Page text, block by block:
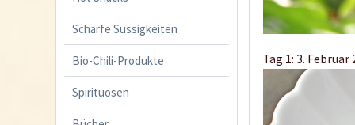
Scharfe Süssigkeiten
Bio-Chili-Produkte
Spirituosen
Tag 1: 3. Februar